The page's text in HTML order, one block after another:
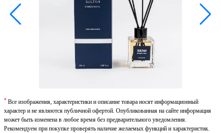
* Все изображения, характеристики и описание товара носят информационный
характер и не являются публичной офертой. Опубликованная на сайте информация
может быть изменена в любое время без предварительного уведомления.
Рекомендуем при покупке проверять наличие желаемых функций и характеристик.